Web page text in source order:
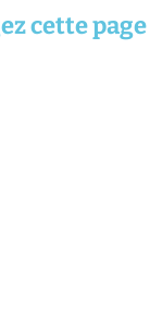
cette page